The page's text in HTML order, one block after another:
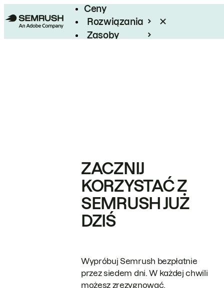
Ceny
Rozwiązania
Zasoby
ZACZNIJ
KORZYSTAĆ Z
SEMRUSH JUŻ
DZIŚ
Wypróbuj Semrush bezpłatnie
przez siedem dni. W każdej chwili
możesz zrezygnować.